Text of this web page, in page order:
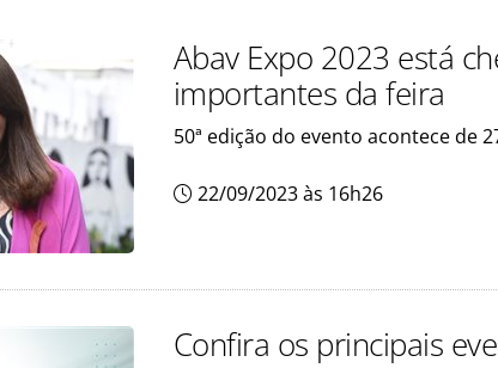
Abav Expo 2023 está
importantes da feira
50ª edição do evento acontece de
22/09/2023 às 16h26
Confira os principais